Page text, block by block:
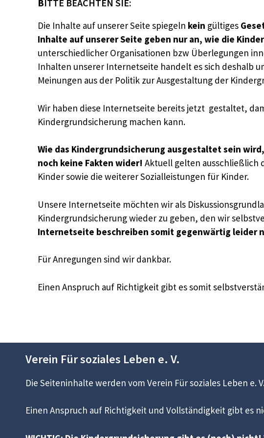
B ITTE BEACHTEN SIE:
Die Inhalte auf unserer Seite spiegeln kein gültiges
Inhalte auf unserer Seite geben nur an, wie die
unterschiedlicher Organisationen bzw Überlegungen
Inhalten unserer Internetseite handelt es sich deshalb
Meinungen aus der Politik zur Ausgestaltung der
Wir haben diese Internetseite bereits jetzt gestaltet,
Kindergrundsicherung machen kann.
Wie das Kindergrundsicherung ausgestaltet sein
noch keine Fakten wider! Aktuell gelten ausschließlich
Kinder sowie die weiterer Sozialleistungen für Kinder.
Unsere Internetseite möchten wir als
Kindergrundsicherung wieder zu geben, den wir
Internetseite beschreiben somit gegenwärtig leider
Für Anregungen sind wir dankbar.
Einen Anspruch auf Richtigkeit gibt es somit
Verein Für soziales Leben e. V.
Die Seiteninhalte werden vom Verein Für soziales Leben e.
Einen Anspruch auf Richtigkeit und Vollständigkeit gibt es